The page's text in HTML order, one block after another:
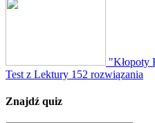
"Kłopoty
Test z Lektury 152 rozwiązania
Znajdź quiz